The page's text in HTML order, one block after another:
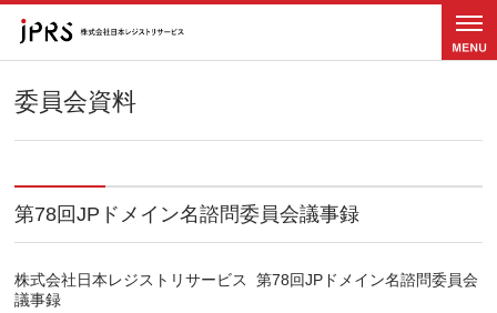
委員会資料
第78回JPドメイン名諮問委員会議事録
株式会社日本レジストリサービス  第78回JPドメイン名諮問委員会
議事録